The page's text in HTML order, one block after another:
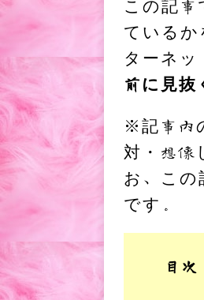
この記
ているか
ターネッ
前に見抜
※記事内
対・想像
お、この
です。
目次